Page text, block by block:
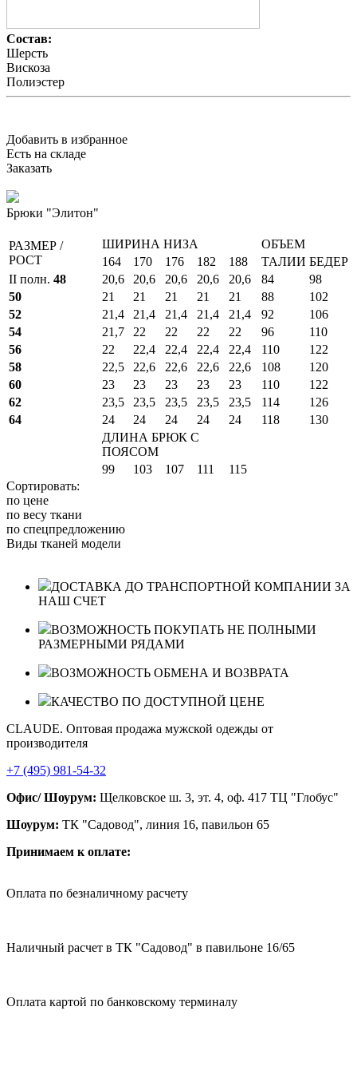
Состав:
Шерсть
Вискоза
Полиэстер
Добавить в избранное
Есть на складе
Заказать
Брюки "Элитон"
РАЗМЕР /
РОСТ
ШИРИНА НИЗА
ОБЪЕМ
164
170 176 182 188 ТАЛИИ БЕДЕР
II полн. 48 20,6 20,6 20,6 20,6 20,6 84
98
50
21 21 21 21 21 88
102
52
21,4 21,4 21,4 21,4 21,4 92
106
54
21,7 22 22 22 22 96
110
56
22 22,4 22,4 22,4 22,4 110
122
58
22,5 22,6 22,6 22,6 22,6 108
120
60
23 23 23 23 23 110
122
62
23,5 23,5 23,5 23,5 23,5 114
126
64
24 24 24 24 24 118
130
ДЛИНА БРЮК С
ПОЯСОМ
99
103 107 111
115
Сортировать:
по цене
по весу ткани
по спецпредложению
Виды тканей модели
ДОСТАВКА ДО ТРАНСПОРТНОЙ КОМПАНИИ ЗА
НАШ СЧЕТ
ВОЗМОЖНОСТЬ ПОКУПАТЬ НЕ ПОЛНЫМИ
РАЗМЕРНЫМИ РЯДАМИ
ВОЗМОЖНОСТЬ ОБМЕНА И ВОЗВРАТА
КАЧЕСТВО ПО ДОСТУПНОЙ ЦЕНЕ
CLAUDE. Оптовая продажа мужской одежды от
производителя
+7 (495) 981-54-32
Офис/ Шоурум: Щелковское ш. 3, эт. 4, оф. 417 ТЦ "Глобус"
Шоурум: ТК "Садовод", линия 16, павильон 65
Принимаем к оплате:
Оплата по безналичному расчету
Наличный расчет в ТК "Садовод" в павильоне 16/65
Оплата картой по банковскому терминалу